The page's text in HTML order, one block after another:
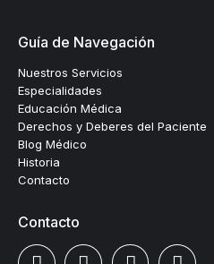
Guía de Navegación
Nuestros Servicios
Especialidades
Educación Médica
Derechos y Deberes del Paciente
Blog Médico
Historia
Contacto
Contacto